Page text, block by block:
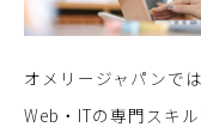
オメリージャパンで
Web・ITの専門スキ